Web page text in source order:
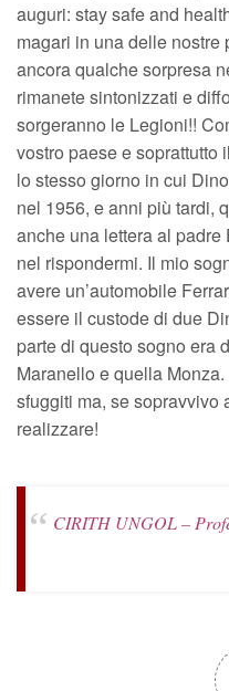
auguri: stay safe and
magari in una delle
ancora qualche sorpresa
rimanete sintonizzati e
sorgeranno le Legioni!!
vostro paese e soprattutto
lo stesso giorno in cui
nel 1956, e anni più tardi,
anche una lettera al
nel rispondermi. Il mio
avere un’automobile
essere il custode di due
parte di questo sogno era
Maranello e quella
sfuggiti ma, se sopravvivo
realizzare!
CIRITH UNGOL –